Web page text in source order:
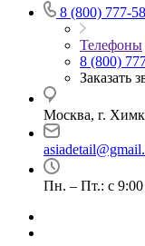
8 (800) 777-
Телефоны
8 (800)
Заказать
Москва, г.
Пн. – Пт.: с 9:00